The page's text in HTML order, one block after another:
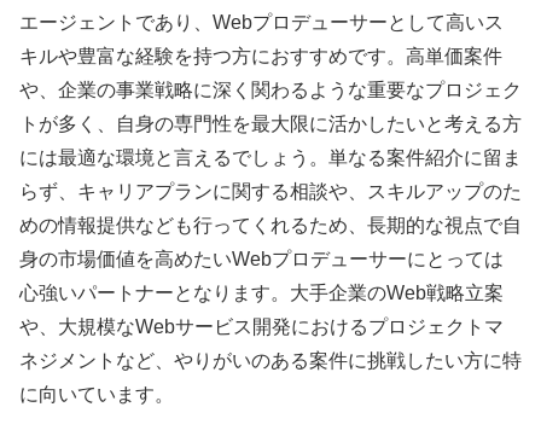
エージェントであり、Webプロデューサーとして高いス
キルや豊富な経験を持つ方におすすめです。高単価案件
や、企業の事業戦略に深く関わるような重要なプロジェク
トが多く、自身の専門性を最大限に活かしたいと考える方
には最適な環境と言えるでしょう。単なる案件紹介に留ま
らず、キャリアプランに関する相談や、スキルアップのた
めの情報提供なども行ってくれるため、長期的な視点で自
身の市場価値を高めたいWebプロデューサーにとっては
心強いパートナーとなります。大手企業のWeb戦略立案
や、大規模なWebサービス開発におけるプロジェクトマ
ネジメントなど、やりがいのある案件に挑戦したい方に特
に向いています。